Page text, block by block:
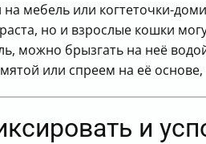
мебель или когтеточки-
но и взрослые кошки
можно брызгать на неё
или спреем на её
и